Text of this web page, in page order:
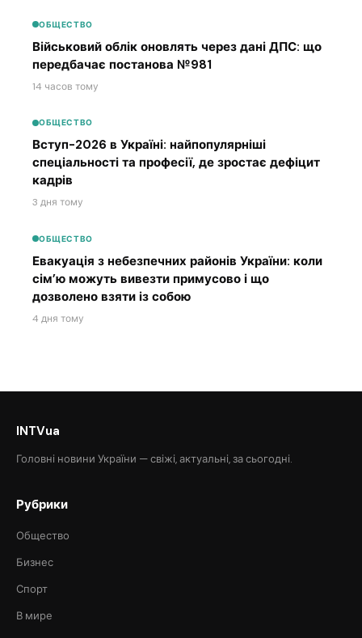
ОБЩЕСТВО
Військовий облік оновлять через дані ДПС: що
передбачає постанова №981
14 часов тому
ОБЩЕСТВО
Вступ-2026 в Україні: найпопулярніші
спеціальності та професії, де зростає дефіцит
кадрів
3 дня тому
ОБЩЕСТВО
Евакуація з небезпечних районів України: коли
сім’ю можуть вивезти примусово і що
дозволено взяти із собою
4 дня тому
INTVua
Головні новини України — свіжі, актуальні, за сьогодні.
Рубрики
Общество
Бизнес
Спорт
В мире